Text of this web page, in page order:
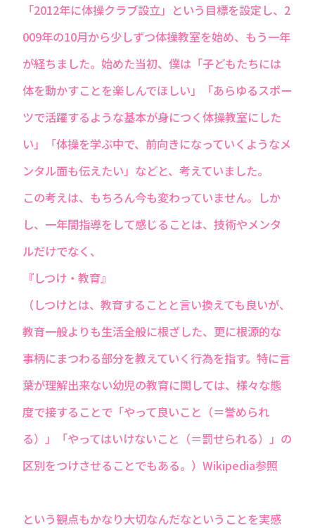
「2012年に体操クラブ設立」という目標を設定し、2
009年の10月から少しずつ体操教室を始め、もう一年
が経ちました。始めた当初、僕は「子どもたちには
体を動かすことを楽しんでほしい」「あらゆるスポー
ツで活躍するような基本が身につく体操教室にした
い」「体操を学ぶ中で、前向きになっていくようなメ
ンタル面も伝えたい」などと、考えていました。
この考えは、もちろん今も変わっていません。しか
し、一年間指導をして感じることは、技術やメンタ
ルだけでなく、
『しつけ・教育』
（しつけとは、教育することと言い換えても良いが、
教育一般よりも生活全般に根ざした、更に根源的な
事柄にまつわる部分を教えていく行為を指す。特に言
葉が理解出来ない幼児の教育に関しては、様々な態
度で接することで「やって良いこと（＝誉められ
る）」「やってはいけないこと（＝罰せられる）」の
区別をつけさせることでもある。）Wikipedia参照
という観点もかなり大切なんだなということを実感